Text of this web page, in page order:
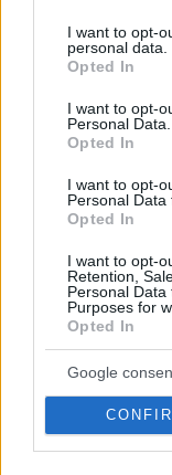
not limited to your
grant or deny
use your data for
consent section.
I want to opt-
personal data.
Opted In
I want to opt-
Personal Data.
Opted In
I want to opt-
Personal Data
Opted In
I want to opt-
Retention,
Personal
Purposes for
Opted In
Google
Γιάννης Τηγάνης
ΟΑΚΑ κι οΓιάννης
“Καμπάνες”
Τζόουνς
ο Χουάντσο
Με Σλούκα η